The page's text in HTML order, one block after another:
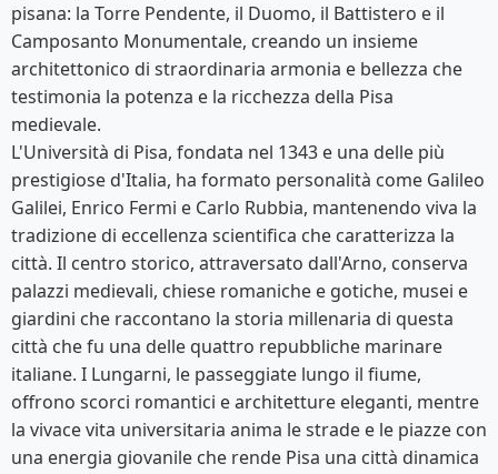
pisana: la Torre Pendente, il Duomo, il Battistero e il
Camposanto Monumentale, creando un insieme
architettonico di straordinaria armonia e bellezza che
testimonia la potenza e la ricchezza della Pisa
medievale.
L'Università di Pisa, fondata nel 1343 e una delle più
prestigiose d'Italia, ha formato personalità come Galileo
Galilei, Enrico Fermi e Carlo Rubbia, mantenendo viva la
tradizione di eccellenza scientifica che caratterizza la
città. Il centro storico, attraversato dall'Arno, conserva
palazzi medievali, chiese romaniche e gotiche, musei e
giardini che raccontano la storia millenaria di questa
città che fu una delle quattro repubbliche marinare
italiane. I Lungarni, le passeggiate lungo il fiume,
offrono scorci romantici e architetture eleganti, mentre
la vivace vita universitaria anima le strade e le piazze con
una energia giovanile che rende Pisa una città dinamica